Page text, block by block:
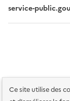
Ce site utilise des
service-